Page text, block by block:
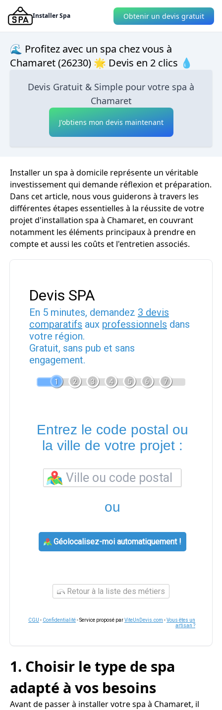
Installer Spa Obtenir un devis gratuit
🌊 Profitez avec un spa chez vous à
Chamaret (26230) 🌟 Devis en 2 clics 💧
Devis Gratuit & Simple pour votre spa à
Chamaret
J'obtiens mon devis maintenant
Installer un spa à domicile représente un véritable
investissement qui demande réflexion et préparation.
Dans cet article, nous vous guiderons à travers les
différentes étapes essentielles à la réussite de votre
projet d'installation spa à Chamaret, en couvrant
notamment les éléments principaux à prendre en
compte et aussi les coûts et l'entretien associés.
Devis SPA
En 5 minutes, demandez 3 devis
comparatifs aux professionnels dans
votre région.
Gratuit, sans pub et sans
engagement.
1 2 3 4 5 6 7
Entrez le code postal ou
la ville de votre projet :
ou
Géolocalisez-moi automatiquement !
Retour à la liste des métiers
CGU - Confidentialité- Service proposé parViteUnDevis.com -Vous êtes un
artisan ?
1. Choisir le type de spa
adapté à vos besoins
Avant de passer à installer votre spa à Chamaret, il